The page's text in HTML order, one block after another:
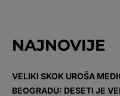
NAJNOVIJE
VELIKI SKOK UROŠA
BEOGRADU: DESETI JE